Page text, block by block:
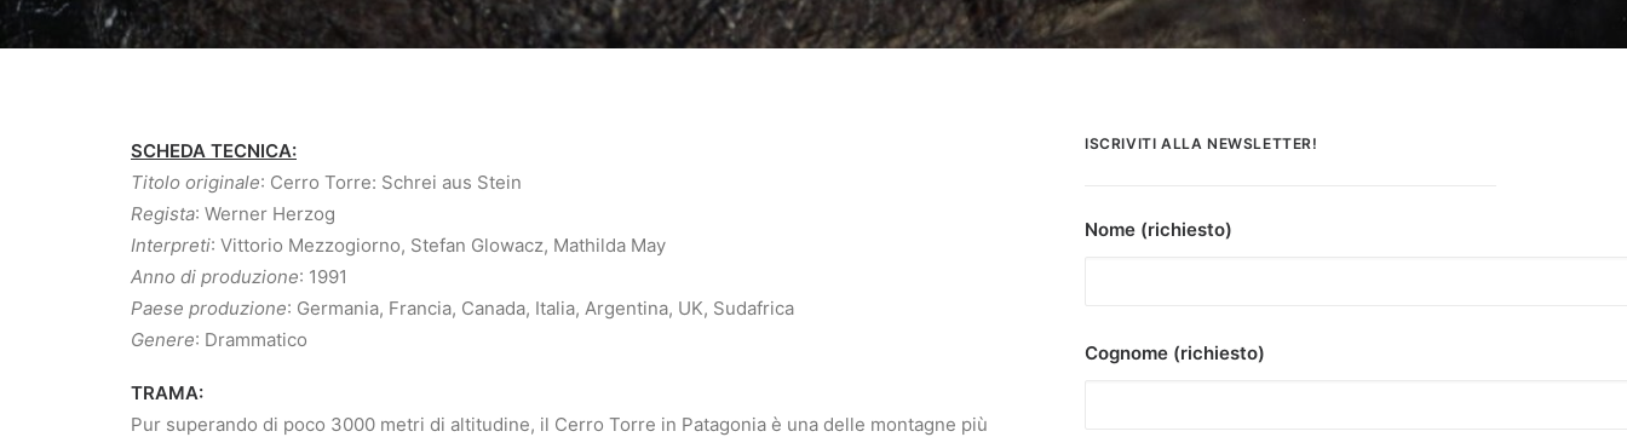
SCHEDA TECNICA:
Titolo originale: Cerro Torre: Schrei aus Stein
Regista: Werner Herzog
Interpreti: Vittorio Mezzogiorno, Stefan Glowacz, Mathilda May
Anno di produzione: 1991
Paese produzione: Germania, Francia, Canada, Italia, Argentina, UK, Sudafrica
Genere: Drammatico
TRAMA:
Pur superando di poco 3000 metri di altitudine, il Cerro Torre in Patagonia è una delle montagne più
ISCRIVITI ALLA NEWSLETTER!
Nome (richiesto)
Cognome (richiesto)